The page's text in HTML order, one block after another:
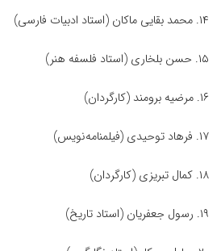
۱۴. محمد بقایی ماکان (استاد ادبیات فارسی)
۱۵. حسن بلخاری (استاد فلسفه هنر)
۱۶. مرضیه برومند (کارگردان)
۱۷. فرهاد توحیدی (فیلمنامه‌نویس)
۱۸. کمال تبریزی (کارگردان)
۱۹. رسول جعفریان (استاد تاریخ)